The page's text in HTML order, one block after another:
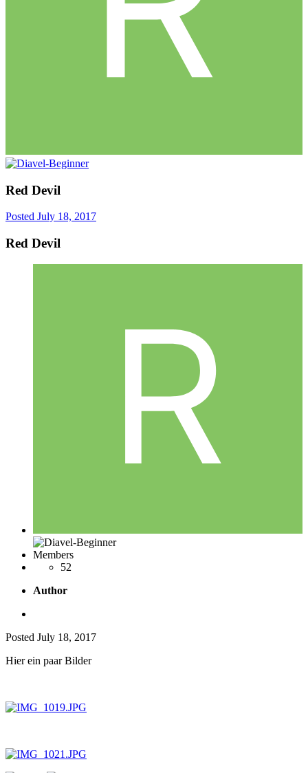
Red Devil
Posted July 18, 2017
Red Devil
Members
52
Author
Posted July 18, 2017
Hier ein paar Bilder